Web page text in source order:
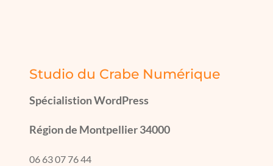
Studio du Crabe Numérique
Spécialistion WordPress
Région de Montpellier 34000
06 63 07 76 44